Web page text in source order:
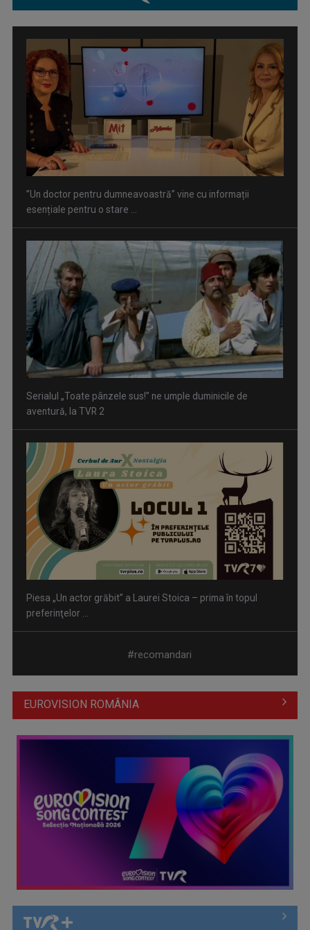
”Un doctor pentru dumneavoastră” vine cu informații
esențiale pentru o stare ...
Serialul „Toate pânzele sus!” ne umple duminicile de
aventură, la TVR 2
Piesa „Un actor grăbit” a Laurei Stoica – prima în topul
preferinţelor ...
Cate Blanchett este „Blue Jasmine” – sâmbătă seară, la TVR
#recomandari
EUROVISION ROMÂNIA